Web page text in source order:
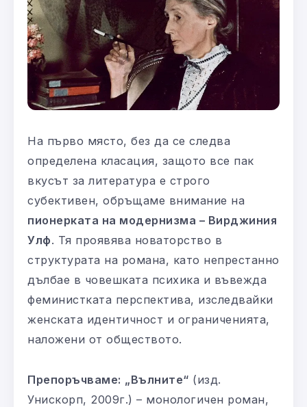
На първо място, без да се следва
определена класация, защото все пак
вкусът за литература е строго
субективен, обръщаме внимание на
пионерката на модернизма – Вирджиния
Улф. Тя проявява новаторство в
структурата на романа, като непрестанно
дълбае в човешката психика и въвежда
феминистката перспектива, изследвайки
женската идентичност и ограниченията,
наложени от обществото.
Препоръчваме: „Вълните“ (изд.
Унискорп, 2009г.) – монологичен роман,